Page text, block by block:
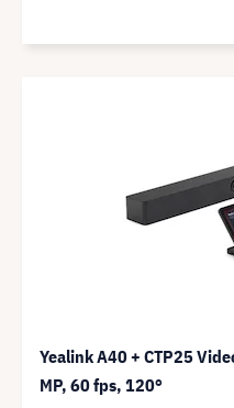
Yealink A40 + CTP25
MP, 60 fps, 120°